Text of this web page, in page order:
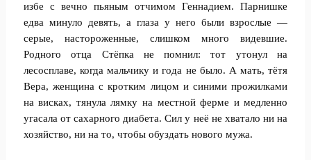
избе с вечно пьяным отчимом Геннадием. Парнишке
едва минуло девять, а глаза у него были взрослые —
серые, настороженные, слишком много видевшие.
Родного отца Стёпка не помнил: тот утонул на
лесосплаве, когда мальчику и года не было. А мать, тётя
Вера, женщина с кротким лицом и синими прожилками
на висках, тянула лямку на местной ферме и медленно
угасала от сахарного диабета. Сил у неё не хватало ни на
хозяйство, ни на то, чтобы обуздать нового мужа.